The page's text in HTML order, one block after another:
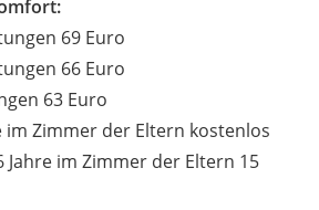
69 Euro
66 Euro
63 Euro
im Zimmer der Eltern kostenlos
Jahre im Zimmer der Eltern 15